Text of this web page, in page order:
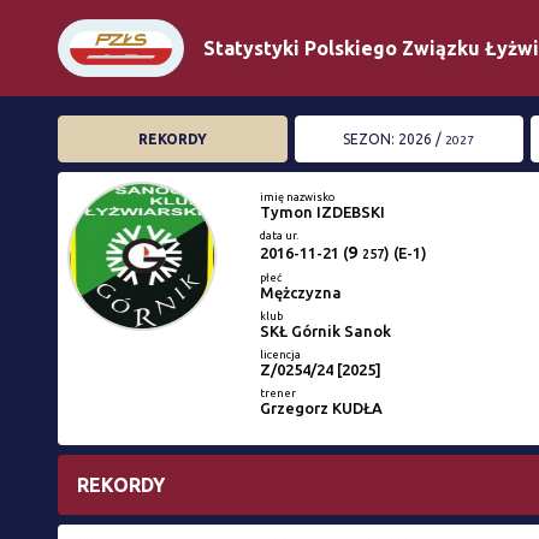
Statystyki Polskiego Związku
REKORDY SEZON: 2026 / 2027
imię nazwisko
Tymon IZDEBSKI
data ur.
2016-11-21 (9 257) (E-1)
płeć
Mężczyzna
klub
SKŁ Górnik Sanok
licencja
Z/0254/24 [2025]
trener
Grzegorz KUDŁA
REKORDY